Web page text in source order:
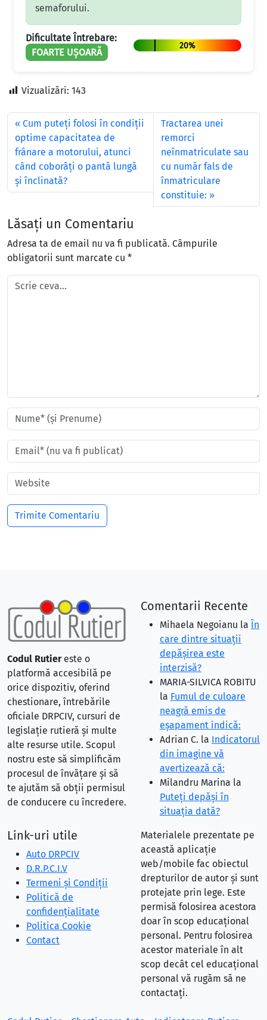
semaforului.
Dificultate Întrebare:
FOARTE UȘOARĂ
20%
Vizualizări: 143
Cum puteți folosi în condiții
optime capacitatea de
frânare a motorului, atunci
când coborâți o pantă lungă
și înclinată?
Tractarea unei
remorci
neînmatriculate sau
cu număr fals de
înmatriculare
constituie:
Lăsați un Comentariu
Adresa ta de email nu va fi publicată. Câmpurile
obligatorii sunt marcate cu *
Codul Rutiereste o
platformă accesibilă pe
orice dispozitiv, oferind
chestionare, întrebările
oficiale DRPCIV, cursuri de
legislație rutieră și multe
alte resurse utile. Scopul
nostru este să simplificăm
procesul de învățare și să
te ajutăm să obții permisul
de conducere cu încredere.
Comentarii Recente
Mihaela Negoianu la În
care dintre situaţii
depăşirea este
interzisă?
MARIA-SILVICA ROBITU
la Fumul de culoare
neagră emis de
eşapament indică:
Adrian C. la Indicatorul
din imagine vă
avertizează că:
Milandru Marina la
Puteţi depăşi în
situaţia dată?
Link-uri utile
Auto DRPCIV
D.R.P.C.I.V
Termeni și Condiții
Politică de
confidențialitate
Politica Cookie
Contact
Materialele prezentate pe
această aplicație
web/mobile fac obiectul
drepturilor de autor și sunt
protejate prin lege. Este
permisă folosirea acestora
doar în scop educațional
personal. Pentru folosirea
acestor materiale în alt
scop decât cel educațional
personal vă rugăm să ne
contactați.